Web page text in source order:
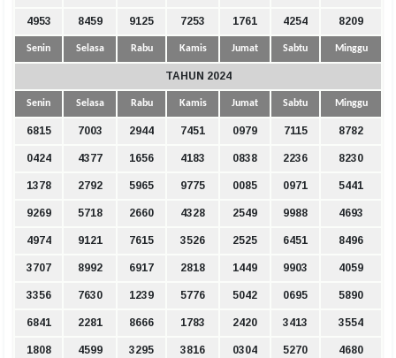
4953 8459 9125 7253 1761 4254 8209
Senin Selasa Rabu Kamis Jumat Sabtu Minggu
TAHUN 2024
Senin Selasa Rabu Kamis Jumat Sabtu Minggu
6815 7003 2944 7451 0979 7115 8782
0424 4377 1656 4183 0838 2236 8230
1378 2792 5965 9775 0085 0971 5441
9269 5718 2660 4328 2549 9988 4693
4974 9121 7615 3526 2525 6451 8496
3707 8992 6917 2818 1449 9903 4059
3356 7630 1239 5776 5042 0695 5890
6841 2281 8666 1783 2420 3413 3554
1808 4599 3295 3816 0304 5270 4680